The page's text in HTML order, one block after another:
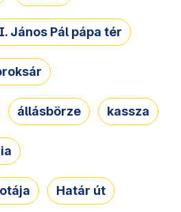
János Pál pápa tér
állásbörze kassza
Határ út